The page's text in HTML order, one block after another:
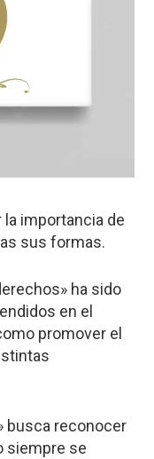
la importancia de
sus formas.
ha sido
en el
promover el
busca reconocer
siempre se